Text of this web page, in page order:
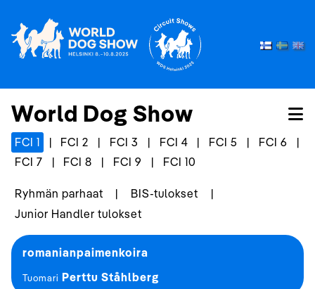
World Dog Show
FCI 1 | FCI 2 | FCI 3 | FCI 4 | FCI 5 | FCI 6
|
FCI 7
| FCI 8 | FCI 9 | FCI 10
Ryhmän parhaat | BIS-tulokset
|
Junior Handler tulokset
romanianpaimenkoira
Tuomari Perttu Ståhlberg